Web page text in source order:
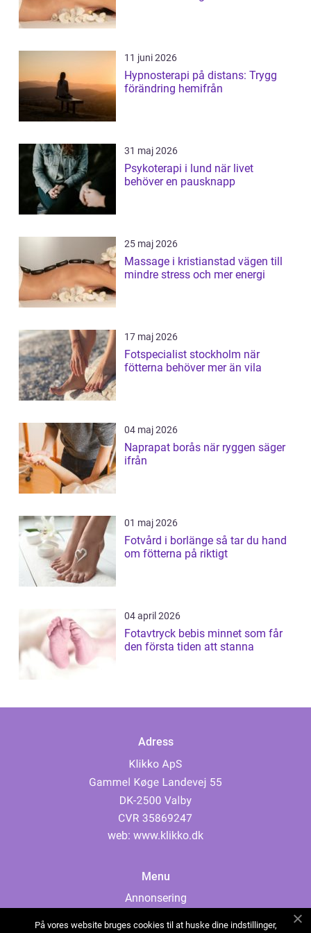
11 juni 2026
Hypnosterapi på distans: Trygg
förändring hemifrån
31 maj 2026
Psykoterapi i lund när livet
behöver en pausknapp
25 maj 2026
Massage i kristianstad vägen till
mindre stress och mer energi
17 maj 2026
Fotspecialist stockholm när
fötterna behöver mer än vila
04 maj 2026
Naprapat borås när ryggen säger
ifrån
01 maj 2026
Fotvård i borlänge så tar du hand
om fötterna på riktigt
04 april 2026
Fotavtryck bebis minnet som får
den första tiden att stanna
Adress
web: www.klikko.dk
Menu
Annonsering
På vores website bruges cookies til at huske dine indstillinger,